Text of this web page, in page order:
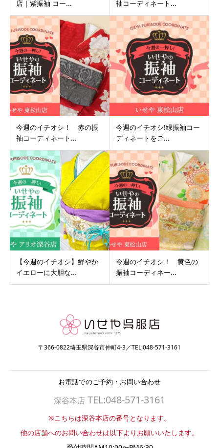
店｜紫振袖 コー... 袖コーディネート...
今週のイチオシ！ 赤の振
袖コーディネート...
今週のイチオシ!緑振袖コー
ディネートをご...
【今週のイチオシ】鮮やか
イエローに大胆な...
今週のイチオシ！ 黄色の
振袖コーディネー...
〒366-0822埼玉県深谷市仲町4-3／TEL:048-571-3161
お電話でのご予約・お問い合わせ
深谷本店 TEL:048-571-3161
※こちらは深谷本店の番号となります。
他の店舗へのお問い合わせは以下よりお願いいたします。